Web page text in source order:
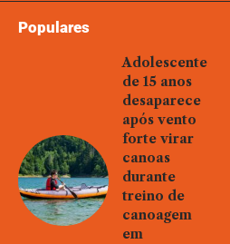
Populares
Adolescente
de 15 anos
desaparece
após vento
forte virar
canoas
durante
treino de
canoagem
em